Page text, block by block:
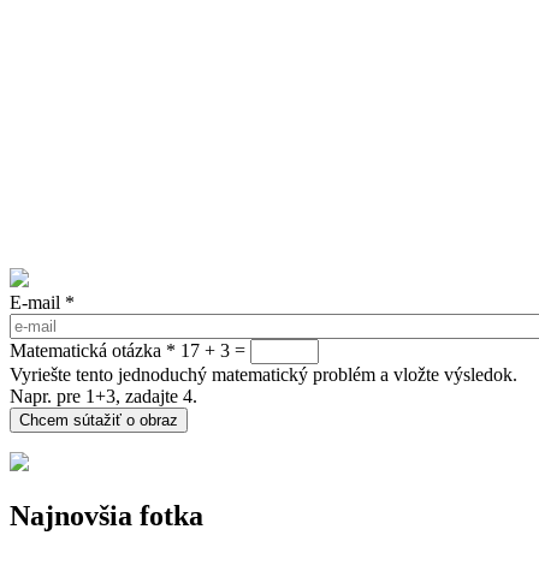
E-mail *
Matematická otázka * 17 + 3 =
Vyriešte tento jednoduchý matematický problém a vložte výsledok.
Napr. pre 1+3, zadajte 4.
Najnovšia fotka